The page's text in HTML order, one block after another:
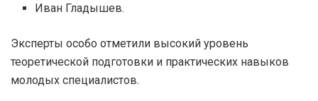
Иван Гладышев.
Эксперты особо отметили высокий уровень
теоретической подготовки и практических навыков
молодых специалистов.